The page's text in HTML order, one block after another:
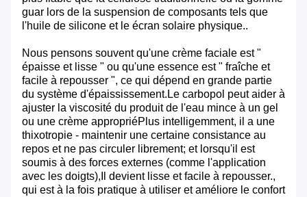
guar lors de la suspension de composants tels que
l'huile de silicone et le écran solaire physique..
Nous pensons souvent qu'une crème faciale est "
épaisse et lisse " ou qu'une essence est " fraîche et
facile à repousser ", ce qui dépend en grande partie
du système d'épaississement.Le carbopol peut aider à
ajuster la viscosité du produit de l'eau mince à un gel
ou une crème appropriéPlus intelligemment, il a une
thixotropie - maintenir une certaine consistance au
repos et ne pas circuler librement; et lorsqu'il est
soumis à des forces externes (comme l'application
avec les doigts),Il devient lisse et facile à repousser.,
qui est à la fois pratique à utiliser et améliore le confort